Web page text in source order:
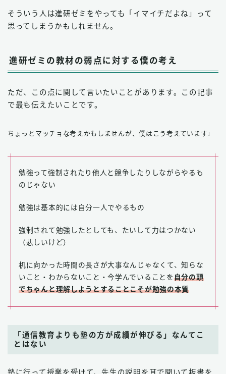
そういう人は進研ゼミをやっても「イマイチだよね」って
思ってしまうかもしれません。
進研ゼミの教材の弱点に対する僕の考え
ただ、この点に関して言いたいことがあります。この記事
で最も伝えたいことです。
ちょっとマッチョな考えかもしませんが、僕はこう考えています↓
勉強って強制されたり他人と競争したりしながらやるも
のじゃない
勉強は基本的には自分一人でやるもの
強制されて勉強したとしても、たいして力はつかない
（悲しいけど）
机に向かった時間の長さが大事なんじゃなくて、知らな
いこと・わからないこと・今学んでいることを 自分の頭
でちゃんと理解しようとすることこそが勉強の本質
「通信教育よりも塾の方が成績が伸びる」なんてこ
とはない
塾に行って授業を受けて、先生の説明を耳で聞いて板書を